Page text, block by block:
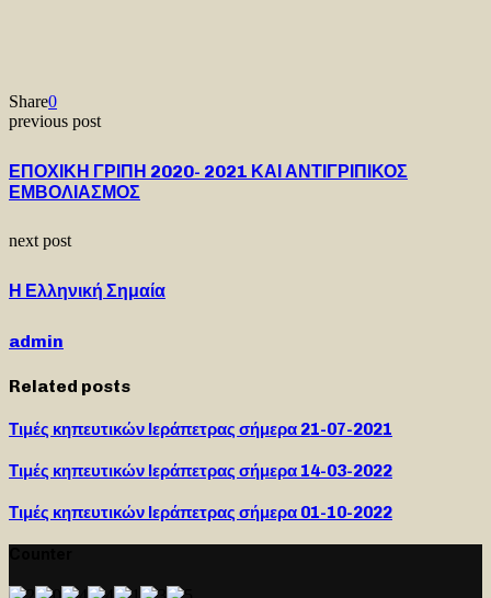
Share0
previous post
ΕΠΟΧΙΚΗ ΓΡΙΠΗ 2020- 2021 ΚΑΙ ΑΝΤΙΓΡΙΠΙΚΟΣ
ΕΜΒΟΛΙΑΣΜΟΣ
next post
Η Ελληνική Σημαία
admin
Related posts
Τιμές κηπευτικών Ιεράπετρας σήμερα 21-07-2021
Τιμές κηπευτικών Ιεράπετρας σήμερα 14-03-2022
Τιμές κηπευτικών Ιεράπετρας σήμερα 01-10-2022